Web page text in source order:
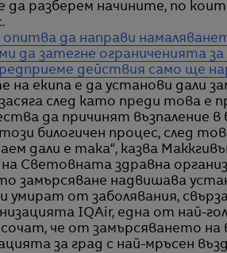
да разберем начините, по
опитва да направи
да затегне ограниченията за
действия само ще
на екипа е да установи дали
след като преди това е
да причинят възпаление
билогичен процес, след
дали е така“, казва
Световната здравна
замърсяване надвишава
умират от заболявания,
IQAir, една от най-
сочат, че от замърсяването на
за град с най-мръсен